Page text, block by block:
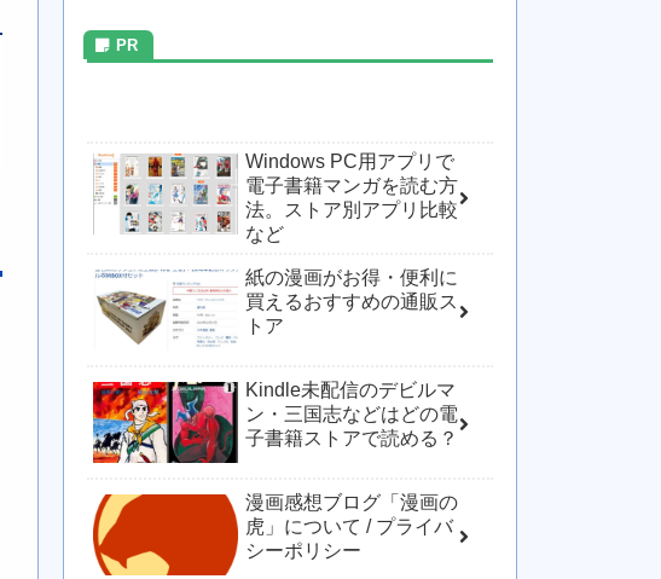
Windows PC用アプリで
電子書籍マンガを読む方
法。ストア別アプリ比較
など
紙の漫画がお得・便利に
買えるおすすめの通販ス
トア
Kindle未配信のデビルマ
ン・三国志などはどの電
子書籍ストアで読める？
漫画感想ブログ「漫画の
虎」について / プライバ
シーポリシー